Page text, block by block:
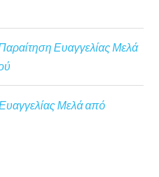
Ευαγγελίας Μελά
Μελά από